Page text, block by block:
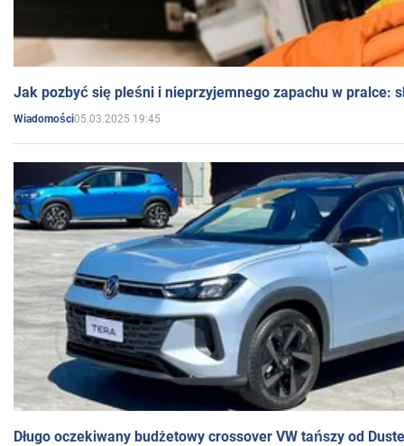
Jak pozbyć się pleśni i nieprzyjemnego zapachu w pralce:
Wiadomości05.03.2025 19:45
Długo oczekiwany budżetowy crossover VW tańszy od